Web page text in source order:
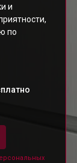
и
по